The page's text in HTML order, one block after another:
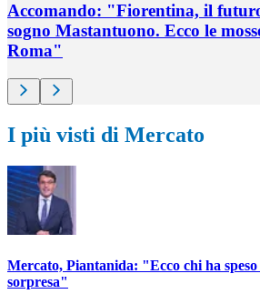
Accomando: "Fiorentina, il
sogno Mastantuono. Ecco le
Roma"
I più visti di Mercato
Mercato, Piantanida: "Ecco chi ha
sorpresa"